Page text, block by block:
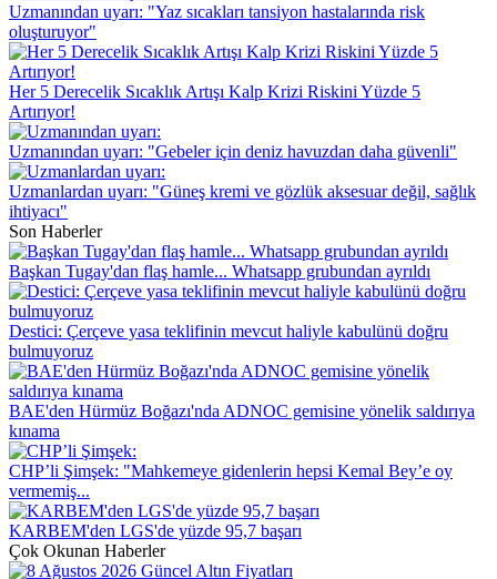
Uzmanından uyarı: "Yaz sıcakları tansiyon hastalarında risk
oluşturuyor"
Her 5 Derecelik Sıcaklık Artışı Kalp Krizi Riskini Yüzde 5
Artırıyor!
Uzmanından uyarı: "Gebeler için deniz havuzdan daha güvenli"
Uzmanlardan uyarı: "Güneş kremi ve gözlük aksesuar değil, sağlık
ihtiyacı"
Son Haberler
Başkan Tugay'dan flaş hamle... Whatsapp grubundan ayrıldı
Destici: Çerçeve yasa teklifinin mevcut haliyle kabulünü doğru
bulmuyoruz
BAE'den Hürmüz Boğazı'nda ADNOC gemisine yönelik saldırıya
kınama
CHP’li Şimşek: "Mahkemeye gidenlerin hepsi Kemal Bey’e oy
vermemiş...
KARBEM'den LGS'de yüzde 95,7 başarı
Çok Okunan Haberler